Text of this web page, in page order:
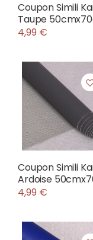
Coupon Simili
Taupe
4,99 €
Coupon Simili
Ardoise
4,99 €